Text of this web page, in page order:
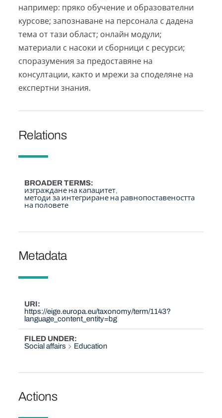
например: пряко обучение и образователни
курсове; запознаване на персонала с дадена
тема от тази област; онлайн модули;
материали с насоки и сборници с ресурси;
споразумения за предоставяне на
консултации, както и мрежи за споделяне на
експертни знания.
Relations
BROADER TERMS
изграждане на капацитет
методи за интегриране на равнопоставеността
на половете
Metadata
URI
https://eige.europa.eu/taxonomy/term/1143?
language_content_entity=bg
FILED UNDER
Social affairs
Education
Actions